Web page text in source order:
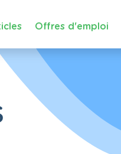
Offres d'emploi